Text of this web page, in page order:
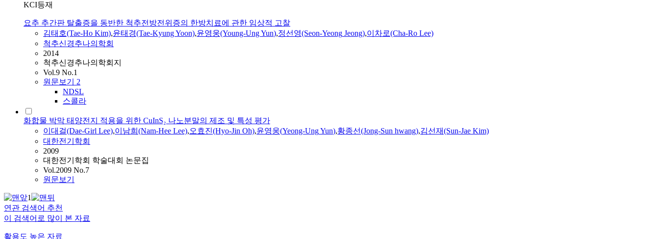
KCI등재
요추 추간판 탈출증을 동반한 척추전방전위증의 한방치료에 관한 임상적 고찰
김태호(Tae-Ho Kim),윤태경(Tae-Kyung Yoon),윤영웅(Young-UngYun),정선영(Seon-Yeong Jeong),이차로(Cha-Ro Lee)
척추신경추나의학회
2014
척추신경추나의학회지
Vol.9 No.1
원문보기 2
NDSL
스콜라
화합물 박막 태양전지 적용을 위한 CuInS₂ 나노분말의 제조 및 특성 평가
이대걸(Dae-Girl Lee),이남희(Nam-Hee Lee),오효진(Hyo-Jin Oh),윤영웅(Yeong-UngYun),황종선(Jong-Sun hwang),김선재(Sun-Jae Kim)
대한전기학회
2009
대한전기학회 학술대회 논문집
Vol.2009 No.7
원문보기
1
연관 검색어 추천
이 검색어로 많이 본 자료
활용도 높은 자료